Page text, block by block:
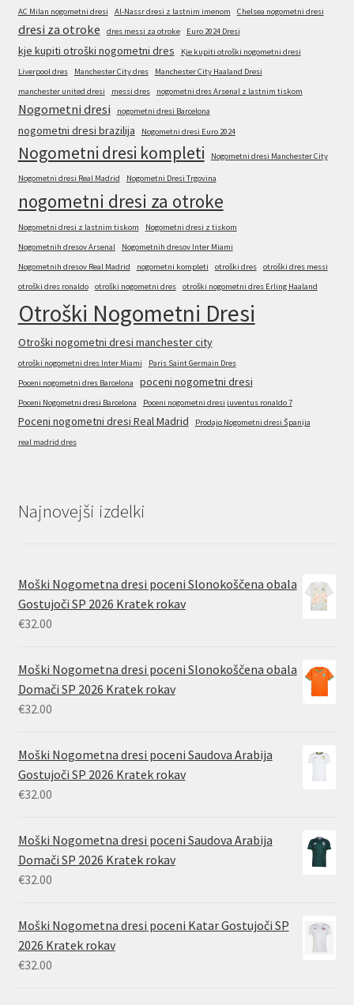
AC Milan nogometni dresi Al-Nassr dresi z lastnim imenom Chelsea nogometni dresi
dresi za otroke dres messi za otroke Euro 2024 Dresi
kje kupiti otroški nogometni dres
Kje kupiti otroški nogometni dresi
Liverpool dres
Manchester City dres
Manchester City Haaland Dresi
manchester united dresi
messi dres nogometni dres Arsenal z lastnim tiskom
Nogometni dresi nogometni dresi Barcelona
nogometni dresi brazilija Nogometni dresi Euro 2024
Nogometni dresi kompleti Nogometni dresi Manchester City
Nogometni dresi Real Madrid Nogometni Dresi Trgovina
nogometni dresi za otroke
Nogometni dresi z lastnim tiskom
Nogometni dresi z tiskom
Nogometnih dresov Arsenal
Nogometnih dresov Inter Miami
Nogometnih dresov Real Madrid
nogometni kompleti otroški dres
otroški dres messi
otroški dres ronaldo
otroški nogometni dres otroški nogometni dres Erling Haaland
Otroški Nogometni Dresi
Otroški nogometni dresi manchester city
otroški nogometni dres Inter Miami
Paris Saint Germain Dres
Poceni nogometni dres Barcelona
poceni nogometni dresi
Poceni Nogometni dresi Barcelona Poceni nogometni dresi juventus ronaldo 7
Poceni nogometni dresi Real Madrid
Prodajo Nogometni dresi Španija
real madrid dres
Najnovejši izdelki
Moški Nogometna dresi poceni Slonokoščena obala
Gostujoči SP 2026 Kratek rokav
€32.00
Moški Nogometna dresi poceni Slonokoščena obala
Domači SP 2026 Kratek rokav
€32.00
Moški Nogometna dresi poceni Saudova Arabija
Gostujoči SP 2026 Kratek rokav
€32.00
Moški Nogometna dresi poceni Saudova Arabija
Domači SP 2026 Kratek rokav
€32.00
Moški Nogometna dresi poceni Katar Gostujoči SP
2026 Kratek rokav
€32.00